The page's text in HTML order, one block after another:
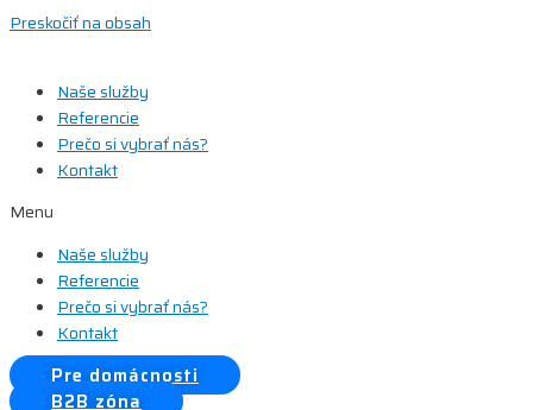
Preskočiť na obsah
Naše služby
Referencie
Prečo si vybrať nás?
Kontakt
Menu
Naše služby
Referencie
Prečo si vybrať nás?
Kontakt
Pre domácnosti
B2B zóna